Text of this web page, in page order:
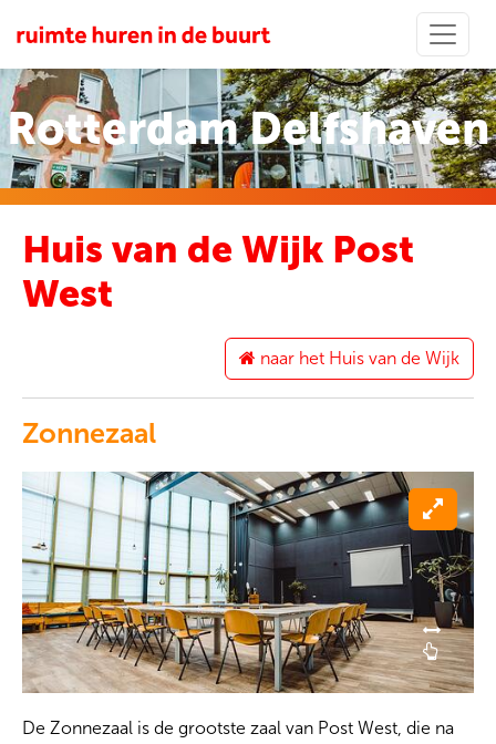
Rotterdam Delfshaven
Huis van de Wijk Post
West
naar het Huis van de Wijk
Zonnezaal
De Zonnezaal is de grootste zaal van Post West, die na